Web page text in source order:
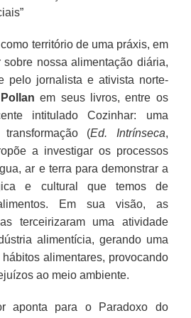
território de uma práxis, em
nossa alimentação diária,
pelo jornalista e ativista norte-
em seus livros, entre os
intitulado Cozinhar: uma
(Ed. Intrínseca,
a investigar os processos
ar e terra para demonstrar a
e cultural que temos de
Em sua visão, as
terceirizaram uma atividade
alimentícia, gerando uma
alimentares, provocando
ao meio ambiente.
aponta para o Paradoxo do